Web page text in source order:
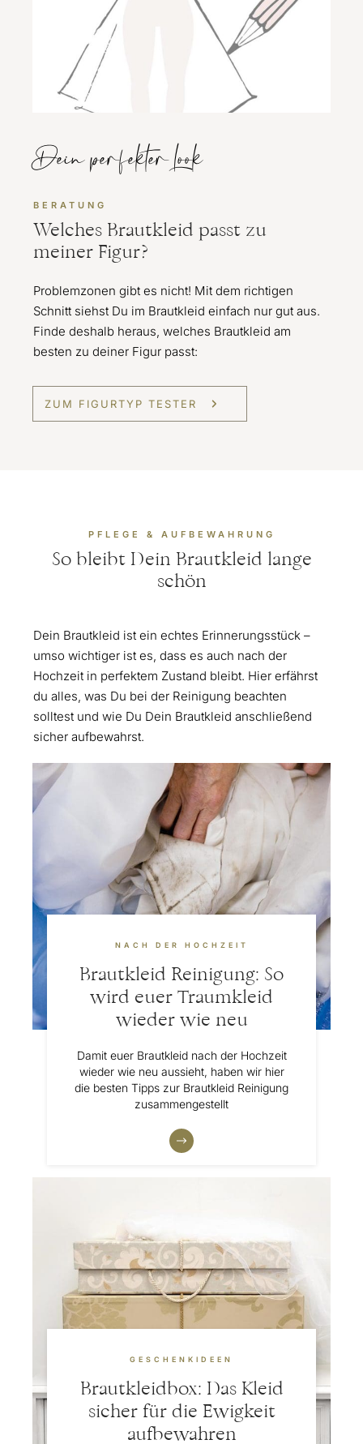
Dein perfekter Look
BERATUNG
Welches Brautkleid passt zu
meiner Figur?
Problemzonen gibt es nicht! Mit dem richtigen
Schnitt siehst Du im Brautkleid einfach nur gut aus.
Finde deshalb heraus, welches Brautkleid am
besten zu deiner Figur passt:
ZUM FIGURTYP TESTER
PFLEGE & AUFBEWAHRUNG
So bleibt Dein Brautkleid lange
schön
Dein Brautkleid ist ein echtes Erinnerungsstück –
umso wichtiger ist es, dass es auch nach der
Hochzeit in perfektem Zustand bleibt. Hier erfährst
du alles, was Du bei der Reinigung beachten
solltest und wie Du Dein Brautkleid anschließend
sicher aufbewahrst.
NACH DER HOCHZEIT
Brautkleid Reinigung: So
wird euer Traumkleid
wieder wie neu
Damit euer Brautkleid nach der Hochzeit
wieder wie neu aussieht, haben wir hier
die besten Tipps zur Brautkleid Reinigung
zusammengestellt
GESCHENKIDEEN
Brautkleidbox: Das Kleid
sicher für die Ewigkeit
aufbewahren